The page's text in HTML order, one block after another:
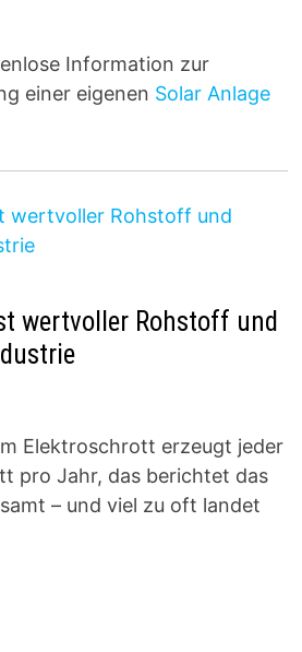
Information zur
einer eigenen Solar Anlage
wertvoller Rohstoff und
Elektroschrott erzeugt jeder
pro Jahr, das berichtet das
– und viel zu oft landet